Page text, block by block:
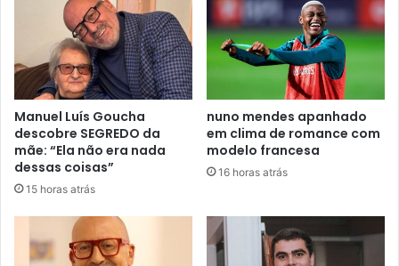
Manuel Luís Goucha
descobre SEGREDO da
mãe: “Ela não era nada
dessas coisas”
15 horas atrás
nuno mendes apanhado
em clima de romance com
modelo francesa
16 horas atrás